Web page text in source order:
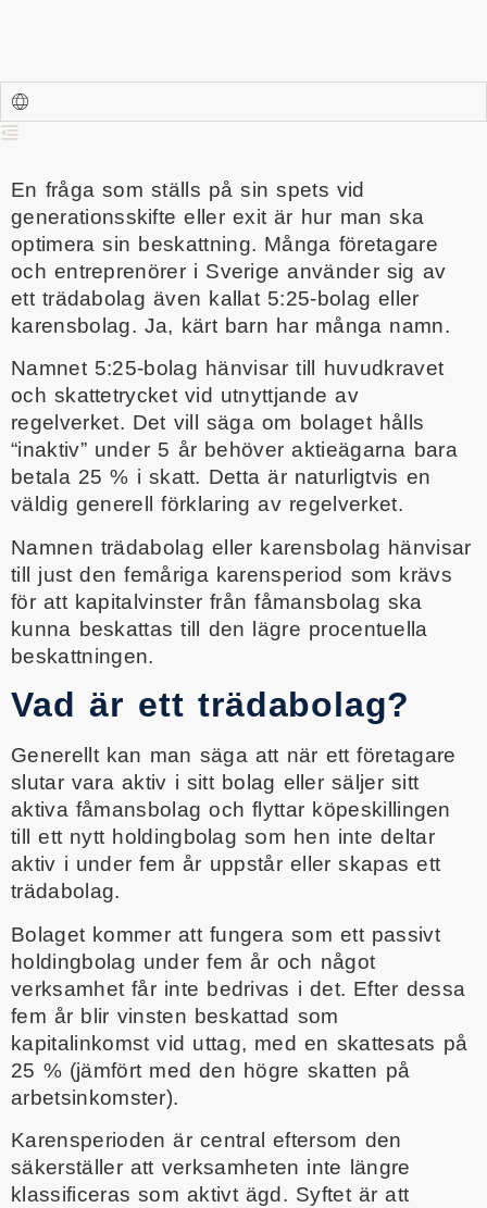
En fråga som ställs på sin spets vid
generationsskifte eller exit är hur man ska
optimera sin beskattning. Många företagare
och entreprenörer i Sverige använder sig av
ett trädabolag även kallat 5:25-bolag eller
karensbolag. Ja, kärt barn har många namn.
Namnet 5:25-bolag hänvisar till huvudkravet
och skattetrycket vid utnyttjande av
regelverket. Det vill säga om bolaget hålls
“inaktiv” under 5 år behöver aktieägarna bara
betala 25 % i skatt. Detta är naturligtvis en
väldig generell förklaring av regelverket.
Namnen trädabolag eller karensbolag hänvisar
till just den femåriga karensperiod som krävs
för att kapitalvinster från fåmansbolag ska
kunna beskattas till den lägre procentuella
beskattningen.
Vad är ett trädabolag?
Generellt kan man säga att när ett företagare
slutar vara aktiv i sitt bolag eller säljer sitt
aktiva fåmansbolag och flyttar köpeskillingen
till ett nytt holdingbolag som hen inte deltar
aktiv i under fem år uppstår eller skapas ett
trädabolag.
Bolaget kommer att fungera som ett passivt
holdingbolag under fem år och något
verksamhet får inte bedrivas i det. Efter dessa
fem år blir vinsten beskattad som
kapitalinkomst vid uttag, med en skattesats på
25 % (jämfört med den högre skatten på
arbetsinkomster).
Karensperioden är central eftersom den
säkerställer att verksamheten inte längre
klassificeras som aktivt ägd. Syftet är att